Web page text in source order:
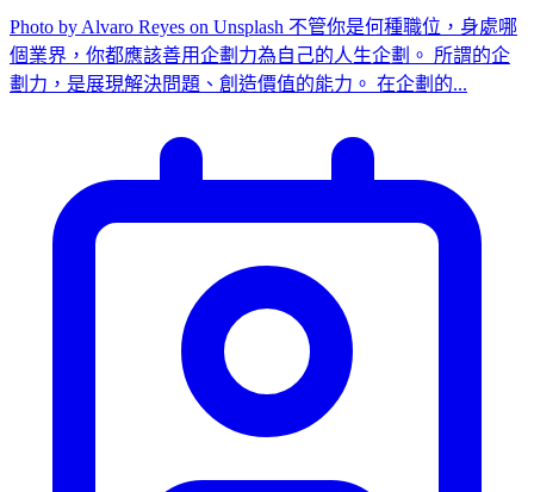
Photo by Alvaro Reyes on Unsplash 不管你是何種職位，身處哪
個業界，你都應該善用企劃力為自己的人生企劃。 所謂的企
劃力，是展現解決問題、創造價值的能力。 在企劃的...